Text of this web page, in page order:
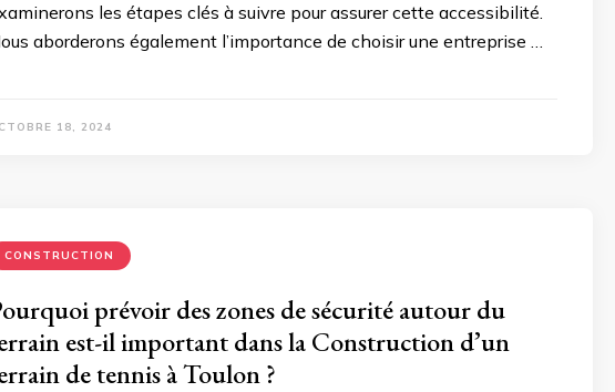
les étapes clés à suivre pour assurer cette accessibilité.
aborderons également l’importance de choisir une entreprise …
18, 2024
CONSTRUCTION
prévoir des zones de sécurité autour du
est-il important dans la Construction d’un
de tennis à Toulon ?